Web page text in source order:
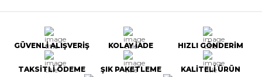
GÜVENLİ ALIŞVERİŞ KOLAY İADE HIZLI GÖNDERİM
TAKSİTLİ ÖDEME ŞIK PAKETLEME KALİTELİ ÜRÜN